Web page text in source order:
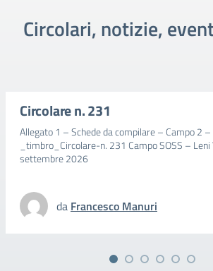
Circolari, notizie,
Circolare n. 231
Allegato 1 – Schede da compilare – Campo 2
_timbro_Circolare-n. 231 Campo SOSS –
settembre 2026
da Francesco Manuri